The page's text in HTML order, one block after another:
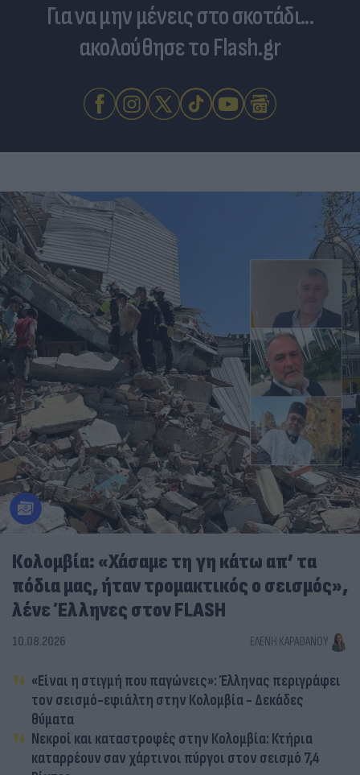
Για να μην μένεις στο σκοτάδι...
ακολούθησε το Flash.gr
Κολομβία: «Χάσαμε τη γη κάτω απ’ τα
πόδια μας, ήταν τρομακτικός ο σεισμός»,
λένε Έλληνες στον FLASH
10.08.2026 ΕΛΈΝΗ ΚΑΡΑΘΆΝΟΥ
«Είναι η στιγμή που παγώνεις»: Έλληνας περιγράφει
τον σεισμό-εφιάλτη στην Κολομβία - Δεκάδες
θύματα
Νεκροί και καταστροφές στην Κολομβία: Κτήρια
καταρρέουν σαν χάρτινοι πύργοι στον σεισμό 7,4